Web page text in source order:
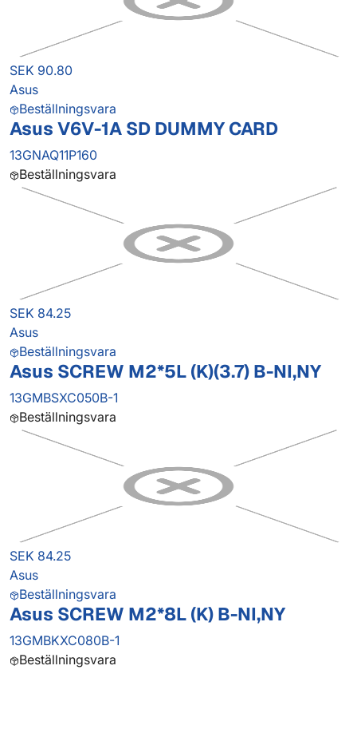
SEK 90.80
Asus
Beställningsvara
Asus V6V-1A SD DUMMY CARD
13GNAQ11P160
Beställningsvara
SEK 84.25
Asus
Beställningsvara
Asus SCREW M2*5L (K)(3.7) B-NI,NY
13GMBSXC050B-1
Beställningsvara
SEK 84.25
Asus
Beställningsvara
Asus SCREW M2*8L (K) B-NI,NY
13GMBKXC080B-1
Beställningsvara